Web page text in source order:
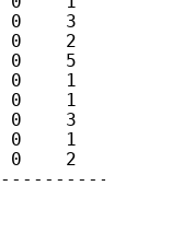
0    3    2
0    2    1
0    5    1
0    1    0
0    1    1
0    3    0
0    1    3
0    2    1